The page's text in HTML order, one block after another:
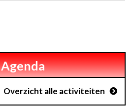
Agenda
Overzicht alle activiteiten